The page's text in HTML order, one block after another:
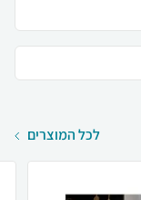
לכל המוצרים